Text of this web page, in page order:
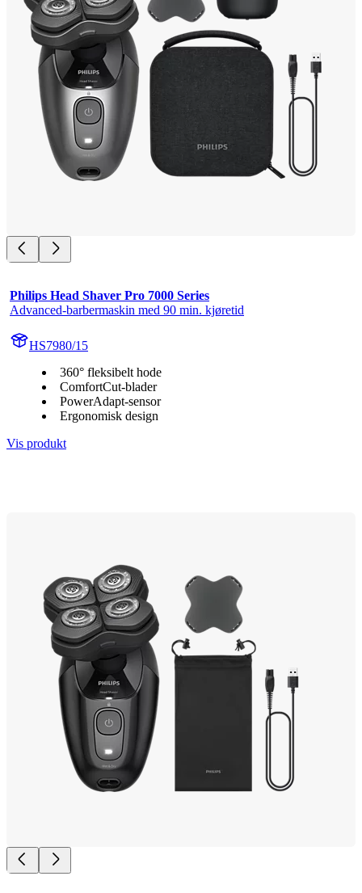
Philips Head Shaver Pro 7000 Series
Advanced-barbermaskin med 90 min. kjøretid
HS7980/15
360° fleksibelt hode
ComfortCut-blader
PowerAdapt-sensor
Ergonomisk design
Vis produkt